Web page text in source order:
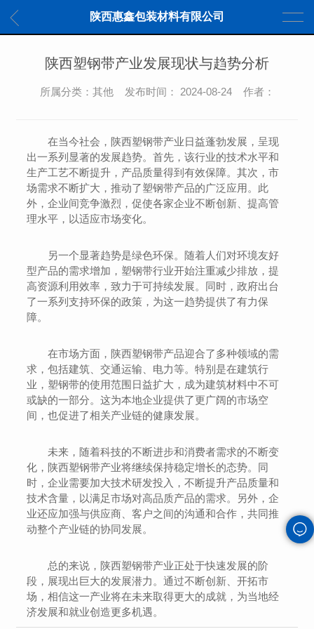
陕西惠鑫包装材料有限公司
陕西塑钢带产业发展现状与趋势分析
所属分类：其他 发布时间： 2024-08-24 作者：
在当今社会，陕西塑钢带产业日益蓬勃发展，呈现
出一系列显著的发展趋势。首先，该行业的技术水平和
生产工艺不断提升，产品质量得到有效保障。其次，市
场需求不断扩大，推动了塑钢带产品的广泛应用。此
外，企业间竞争激烈，促使各家企业不断创新、提高管
理水平，以适应市场变化。
另一个显著趋势是绿色环保。随着人们对环境友好
型产品的需求增加，塑钢带行业开始注重减少排放，提
高资源利用效率，致力于可持续发展。同时，政府出台
了一系列支持环保的政策，为这一趋势提供了有力保
障。
在市场方面，陕西塑钢带产品迎合了多种领域的需
求，包括建筑、交通运输、电力等。特别是在建筑行
业，塑钢带的使用范围日益扩大，成为建筑材料中不可
或缺的一部分。这为本地企业提供了更广阔的市场空
间，也促进了相关产业链的健康发展。
未来，随着科技的不断进步和消费者需求的不断变
化，陕西塑钢带产业将继续保持稳定增长的态势。同
时，企业需要加大技术研发投入，不断提升产品质量和
技术含量，以满足市场对高品质产品的需求。另外，企
业还应加强与供应商、客户之间的沟通和合作，共同推
动整个产业链的协同发展。
总的来说，陕西塑钢带产业正处于快速发展的阶
段，展现出巨大的发展潜力。通过不断创新、开拓市
场，相信这一产业将在未来取得更大的成就，为当地经
济发展和就业创造更多机遇。